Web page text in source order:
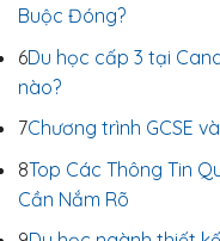
Buộc Đóng?
6Du học cấp 3 tại
nào?
7Chương trình GCSE
8Top Các Thông Tin
Cần Nắm Rõ